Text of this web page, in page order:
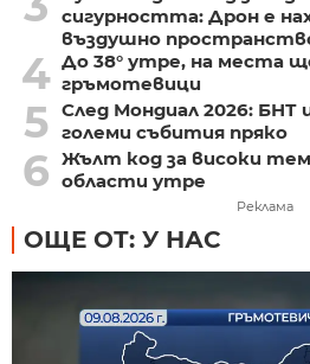
сигурността: Дрон е
въздушно
4 До 38° утре, на места
гръмотевици
5 След Мондиал 2026: БНТ
големи събития пряко
6 Жълт код за високи
области утре
Реклама
ОЩЕ ОТ: У НАС